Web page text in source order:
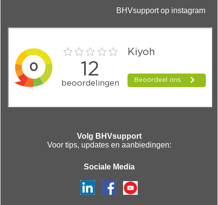
BHVsupport op instagram
Volg BHVsupport
Voor tips, updates en aanbiedingen:
Sociale Media